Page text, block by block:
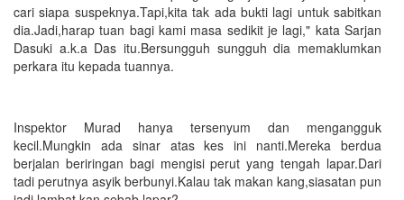
cari siapa suspeknya.Tapi,kita tak ada bukti lagi untuk sabitkan
dia.Jadi,harap tuan bagi kami masa sedikit je lagi," kata Sarjan
Dasuki a.k.a Das itu.Bersungguh sungguh dia memaklumkan
perkara itu kepada tuannya.
Inspektor Murad hanya tersenyum dan mengangguk
kecil.Mungkin ada sinar atas kes ini nanti.Mereka berdua
berjalan beriringan bagi mengisi perut yang tengah lapar.Dari
tadi perutnya asyik berbunyi.Kalau tak makan kang,siasatan pun